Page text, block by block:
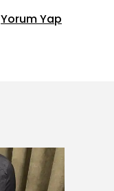
Yorum Yap